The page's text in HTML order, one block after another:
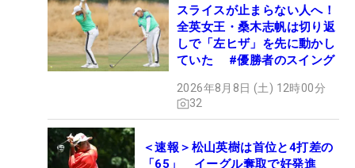
スライスが止まらない人へ！
全英女王・桑木志帆は切り返
しで「左ヒザ」を先に動かし
ていた #優勝者のスイング
2026年8月8日 (土) 12時00分
32
＜速報＞松山英樹は首位と4打差の
「65」 イーグル奪取で好発進